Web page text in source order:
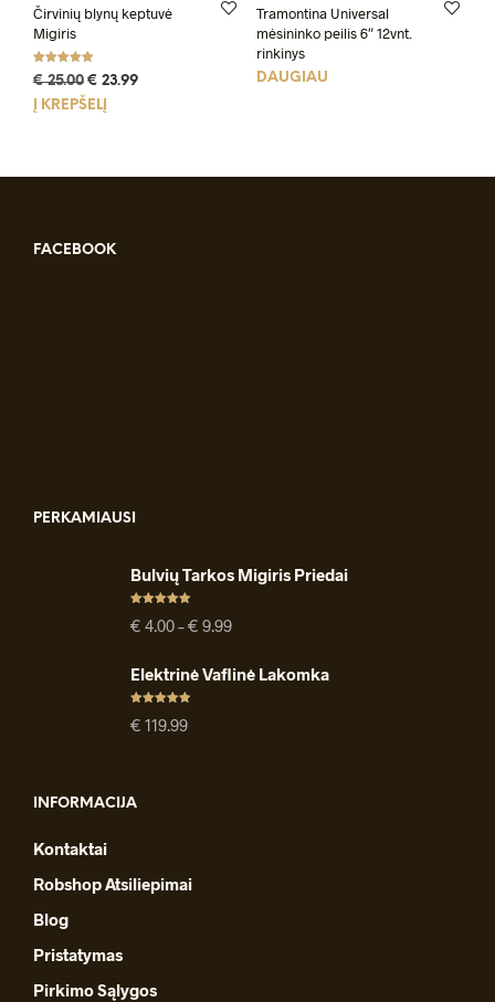
Čirvinių blynų keptuvė
Migiris
Įvertinimas:
5.00
€25.00 Original
price
€ 23.99Current
Į KREPŠELĮ
Tramontina Universal
mėsininko peilis 6″ 12vnt.
rinkinys
DAUGIAU
FACEBOOK
PERKAMIAUSI
Bulvių Tarkos Migiris Priedai
:4.91iš 5
€ 4.00–€ 9.99Price
through
Elektrinė Vaflinė Lakomka
:4.94iš 5
€ 119.99
INFORMACIJA
Kontaktai
Robshop Atsiliepimai
Blog
Pristatymas
Pirkimo Sąlygos